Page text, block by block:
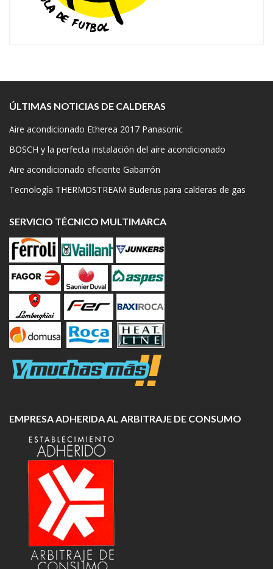
ÚLTIMAS NOTICIAS DE CALDERAS
Aire acondicionado Etherea 2017 Panasonic
BOSCH y la perfecta instalación del aire acondicionado
Aire acondicionado eficiente Gabarrón
Tecnología THERMOSTREAM Buderus para calderas de gas
SERVICIO TÉCNICO MULTIMARCA
EMPRESA ADHERIDA AL ARBITRAJE DE CONSUMO